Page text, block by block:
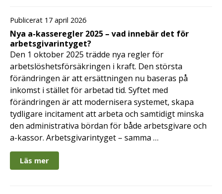
Publicerat 17 april 2026
Nya a-kasseregler 2025 – vad innebär det för
arbetsgivarintyget?
Den 1 oktober 2025 trädde nya regler för
arbetslöshetsförsäkringen i kraft. Den största
förändringen är att ersättningen nu baseras på
inkomst i stället för arbetad tid. Syftet med
förändringen är att modernisera systemet, skapa
tydligare incitament att arbeta och samtidigt minska
den administrativa bördan för både arbetsgivare och
a-kassor. Arbetsgivarintyget – samma …
Läs mer